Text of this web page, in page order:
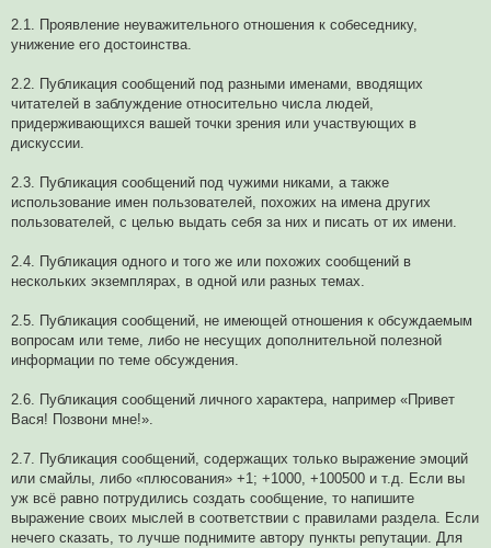
2.1. Проявление неуважительного отношения к собеседнику,
унижение его достоинства.
2.2. Публикация сообщений под разными именами, вводящих
читателей в заблуждение относительно числа людей,
придерживающихся вашей точки зрения или участвующих в
дискуссии.
2.3. Публикация сообщений под чужими никами, а также
использование имен пользователей, похожих на имена других
пользователей, с целью выдать себя за них и писать от их имени.
2.4. Публикация одного и того же или похожих сообщений в
нескольких экземплярах, в одной или разных темах.
2.5. Публикация сообщений, не имеющей отношения к обсуждаемым
вопросам или теме, либо не несущих дополнительной полезной
информации по теме обсуждения.
2.6. Публикация сообщений личного характера, например «Привет
Вася! Позвони мне!».
2.7. Публикация сообщений, содержащих только выражение эмоций
или смайлы, либо «плюсования» +1; +1000, +100500 и т.д. Если вы
уж всё равно потрудились создать сообщение, то напишите
выражение своих мыслей в соответствии с правилами раздела. Если
нечего сказать, то лучше поднимите автору пункты репутации. Для